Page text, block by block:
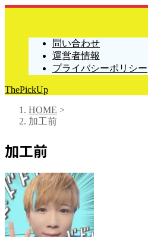
問い合わせ
運営者情報
プライバシーポリシー
ThePickUp
HOME >
加工前
加工前